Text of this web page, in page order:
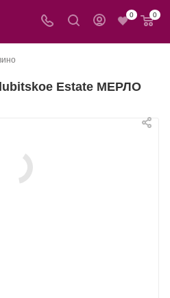
0 0
Estate МЕРЛО